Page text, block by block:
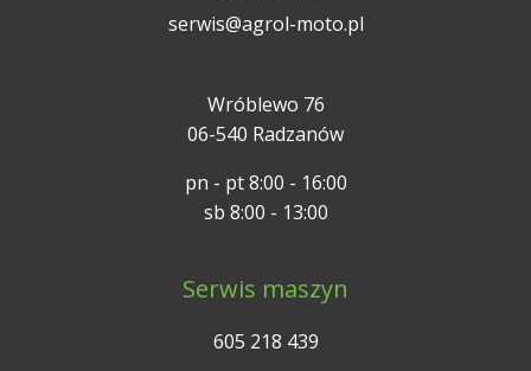
serwis@agrol-moto.pl
Wróblewo 76
06-540 Radzanów
pn - pt 8:00 - 16:00
sb 8:00 - 13:00
Serwis maszyn
605 218 439